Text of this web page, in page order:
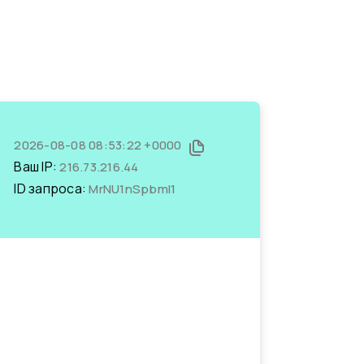
2026-08-08 08:53:22 +0000
Ваш IP:216.73.216.44
ID запроса:MrNU1nSpbmI1